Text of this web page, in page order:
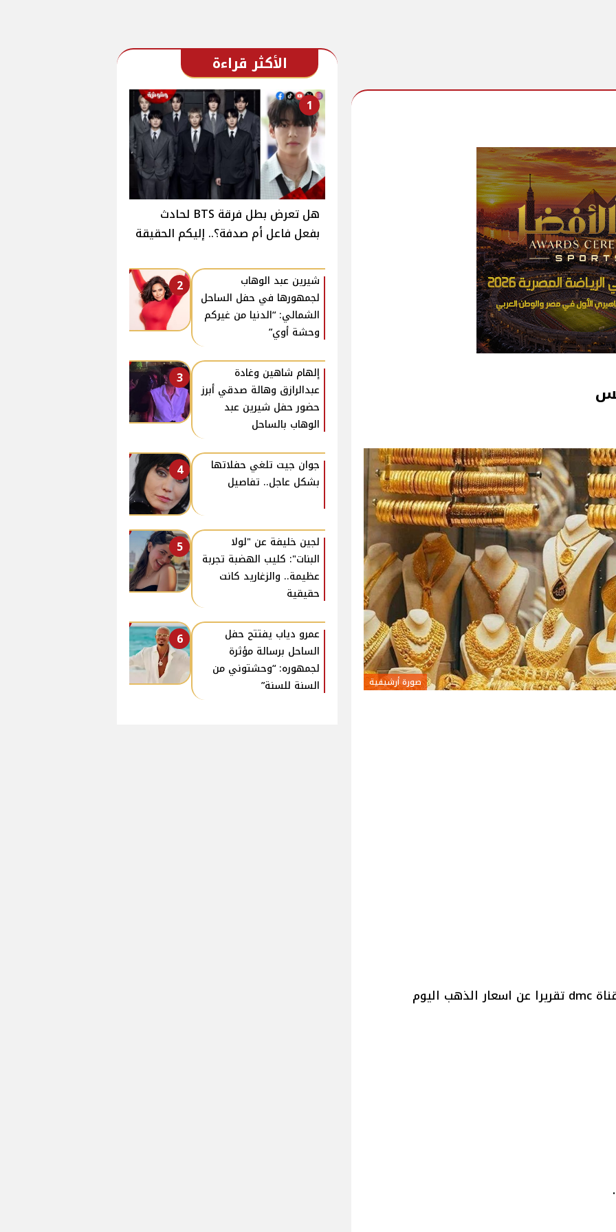
صورة أرشيفية
عرض برنامج ٨ الصبح المذاع على قناة dmc تقريرا عن اسعار الذهب اليوم
الأكثر قراءة
1
هل تعرض بطل فرقة BTS لحادث
بفعل فاعل أم صدفة؟.. إليكم الحقيقة
2
شيرين عبد الوهاب
لجمهورها في حفل الساحل
الشمالي: “الدنيا من غيركم
وحشة أوي”
3
إلهام شاهين وغادة
عبدالرازق وهالة صدقي أبرز
حضور حفل شيرين عبد
الوهاب بالساحل
4
جوان جيت تلغي حفلاتها
بشكل عاجل.. تفاصيل
5
لجين خليفة عن "لولا
البنات": كليب الهضبة تجربة
عظيمة.. والزغاريد كانت
حقيقية
6
عمرو دياب يفتتح حفل
الساحل برسالة مؤثرة
لجمهوره: “وحشتوني من
السنة للسنة”